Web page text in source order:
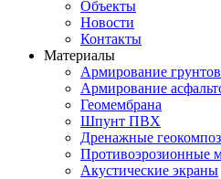
Объекты
Новости
Контакты
Материалы
Армирование грунтов
Армирование
Геомембрана
Шпунт ПВХ
Дренажные
Противоэрозионные
Акустические экраны